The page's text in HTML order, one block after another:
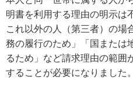
明書を利用する理由の明示は
これ以外の人（第三者）の場
務の履行のため」「国または
るため」など請求理由の範囲
することが必要になりました。